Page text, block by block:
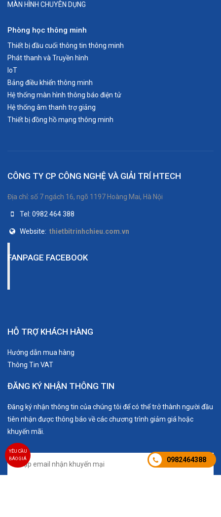
MÀN HÌNH CHUYÊN DỤNG
Phòng học thông minh
Thiết bị đầu cuối thông tin thông minh
Phát thanh và Truyền hình
IoT
Bảng điều khiển thông minh
Hệ thống màn hình thông báo điện tử
Hệ thống âm thanh trợ giảng
Thiết bị đồng hồ mạng thông minh
CÔNG TY CP CÔNG NGHỆ VÀ GIẢI TRÍ HTECH
Địa chỉ: số 7 ngách 16, ngõ 1197 Hoàng Mai, Hà Nội
Tel: 0982 464 388
Website: thietbitrinhchieu.com.vn
FANPAGE FACEBOOK
HỖ TRỢ KHÁCH HÀNG
Hướng dẫn mua hàng
Thông Tin VAT
ĐĂNG KÝ NHẬN THÔNG TIN
Đăng ký nhận thông tin của chúng tôi để có thể trở thành người đầu
tiên nhận được thông báo về các chương trình giảm giá hoặc
khuyến mãi.
YÊU CẦU
BÁO GIÁ
0982464388